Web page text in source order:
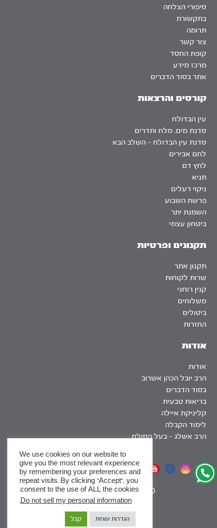
אודות
אודות
הרב יובל הכהן אשרוב
בסוד הדברים
בריאות טבעית
קליניקת איילה
לימוד הקבלה
הרב אשלג – בעל הסולם
סיפורי הצלחה
בתקשורת
תרומה
צור קשר
קופת החסד
מרכז מידע
אתר בסוד הדברים
קורסים והרצאות
עין הבדולח
סדנת מים, מלח ותדרים
סדנת עין הבדולח – השלב הבא
לחם אבירים
לחץ דם
תניא
ניקוי רעלים
פרשת השבוע
השמנת יתר
ביטחון עצמי
תקנונים ופרטיות
תקנון אתר
שרות לקוחות
קנין רוחני
משלוחים
ביטולים
החזרות
אתר שומר שבת
SEO
|
We use cookies on our website to
give you the most relevant experience
by remembering your preferences and
repeat visits. By clicking “Accept”, you
consent to the use of ALL the cookies.
Do not sell my personal information
.
הגדרות עוגיות קבל
x